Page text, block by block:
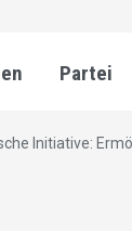
Partei
Initiative: